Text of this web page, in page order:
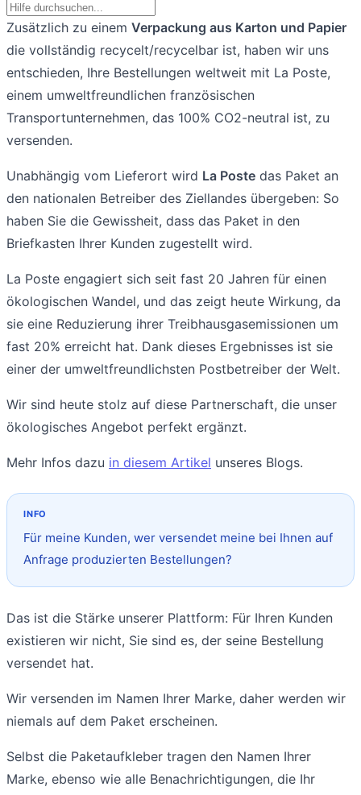
Zusätzlich zu einem Verpackung aus Karton und Papier
die vollständig recycelt/recycelbar ist, haben wir uns
entschieden, Ihre Bestellungen weltweit mit La Poste,
einem umweltfreundlichen französischen
Transportunternehmen, das 100% CO2-neutral ist, zu
versenden.
Unabhängig vom Lieferort wird La Poste das Paket an
den nationalen Betreiber des Ziellandes übergeben: So
haben Sie die Gewissheit, dass das Paket in den
Briefkasten Ihrer Kunden zugestellt wird.
La Poste engagiert sich seit fast 20 Jahren für einen
ökologischen Wandel, und das zeigt heute Wirkung, da
sie eine Reduzierung ihrer Treibhausgasemissionen um
fast 20% erreicht hat. Dank dieses Ergebnisses ist sie
einer der umweltfreundlichsten Postbetreiber der Welt.
Wir sind heute stolz auf diese Partnerschaft, die unser
ökologisches Angebot perfekt ergänzt.
Mehr Infos dazu in diesem Artikel unseres Blogs.
Für meine Kunden, wer versendet meine bei Ihnen auf
Anfrage produzierten Bestellungen?
Das ist die Stärke unserer Plattform: Für Ihren Kunden
existieren wir nicht, Sie sind es, der seine Bestellung
versendet hat.
Wir versenden im Namen Ihrer Marke, daher werden wir
niemals auf dem Paket erscheinen.
Selbst die Paketaufkleber tragen den Namen Ihrer
Marke, ebenso wie alle Benachrichtigungen, die Ihr